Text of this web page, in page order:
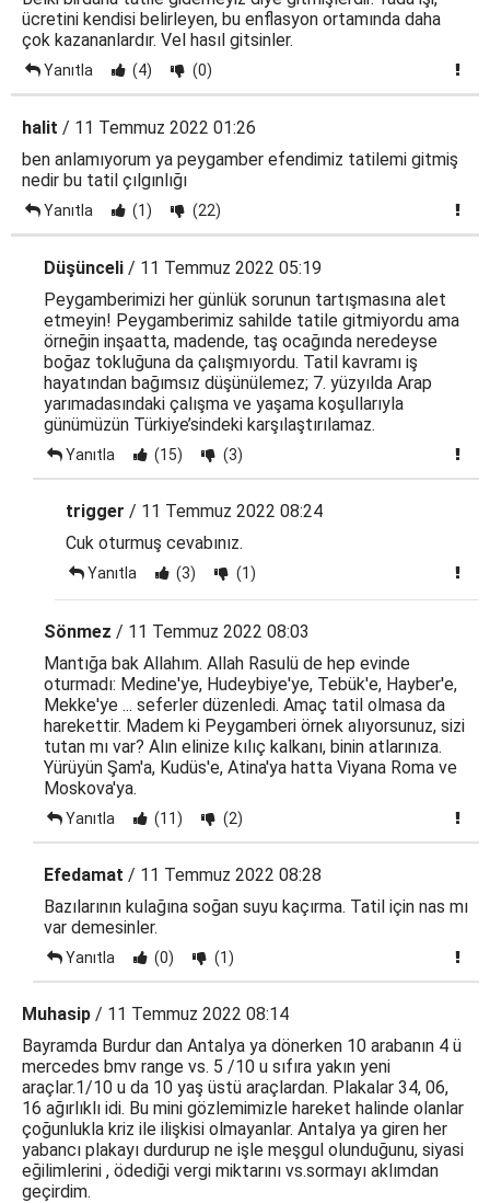
ücretini kendisi belirleyen, bu enflasyon ortamında daha
çok kazananlardır. Vel hasıl gitsinler.
Yanıtla (4) (0)
halit / 11 Temmuz 2022 01:26
ben anlamıyorum ya peygamber efendimiz tatilemi gitmiş
nedir bu tatil çılgınlığı
Yanıtla (1) (22)
Düşünceli / 11 Temmuz 2022 05:19
Peygamberimizi her günlük sorunun tartışmasına alet
etmeyin! Peygamberimiz sahilde tatile gitmiyordu ama
örneğin inşaatta, madende, taş ocağında neredeyse
boğaz tokluğuna da çalışmıyordu. Tatil kavramı iş
hayatından bağımsız düşünülemez; 7. yüzyılda Arap
yarımadasındaki çalışma ve yaşama koşullarıyla
günümüzün Türkiye’sindeki karşılaştırılamaz.
Yanıtla (15) (3)
trigger / 11 Temmuz 2022 08:24
Cuk oturmuş cevabınız.
Yanıtla (3) (1)
Sönmez / 11 Temmuz 2022 08:03
Mantığa bak Allahım. Allah Rasulü de hep evinde
oturmadı: Medine'ye, Hudeybiye'ye, Tebük'e, Hayber'e,
Mekke'ye ... seferler düzenledi. Amaç tatil olmasa da
harekettir. Madem ki Peygamberi örnek alıyorsunuz, sizi
tutan mı var? Alın elinize kılıç kalkanı, binin atlarınıza.
Yürüyün Şam'a, Kudüs'e, Atina'ya hatta Viyana Roma ve
Moskova'ya.
Yanıtla (11) (2)
Efedamat / 11 Temmuz 2022 08:28
Bazılarının kulağına soğan suyu kaçırma. Tatil için nas mı
var demesinler.
Yanıtla (0) (1)
Muhasip / 11 Temmuz 2022 08:14
Bayramda Burdur dan Antalya ya dönerken 10 arabanın 4 ü
mercedes bmv range vs. 5 /10 u sıfıra yakın yeni
araçlar.1/10 u da 10 yaş üstü araçlardan. Plakalar 34, 06,
16 ağırlıklı idi. Bu mini gözlemimizle hareket halinde olanlar
çoğunlukla kriz ile ilişkisi olmayanlar. Antalya ya giren her
yabancı plakayı durdurup ne işle meşgul olunduğunu, siyasi
eğilimlerini , ödediği vergi miktarını vs.sormayı aklımdan
geçirdim.